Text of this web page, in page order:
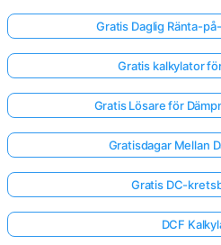
Logga
in
här!
Gratis Daglig Ränta-
Gratis kalkylator
Gratis Lösare för
Gratisdagar Mellan
Gratis DC-
DCF